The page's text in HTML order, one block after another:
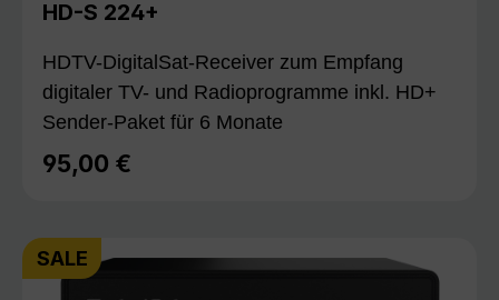
HD-S 224+
HDTV-DigitalSat-Receiver zum Empfang
digitaler TV- und Radioprogramme inkl. HD+
Sender-Paket für 6 Monate
Regulärer Preis:
95,00 €
SALE